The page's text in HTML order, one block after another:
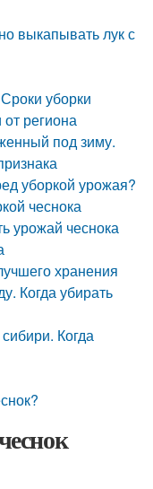
выкапывать лук с
уборки
региона
под зиму.
уборкой урожая?
чеснока
урожай чеснока
хранения
Когда убирать
Когда